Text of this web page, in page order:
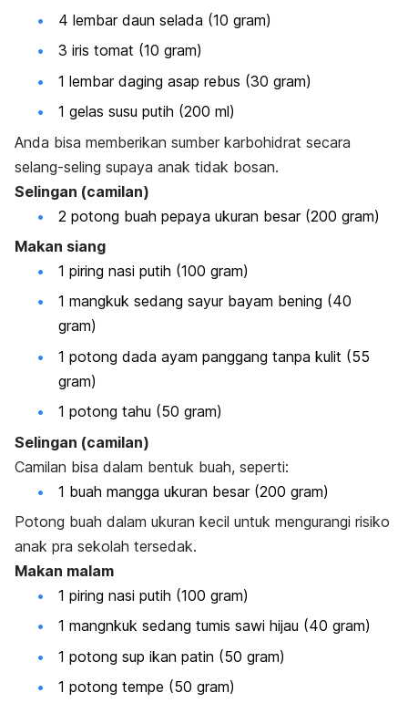
4 lembar daun selada (10 gram)
3 iris tomat (10 gram)
1 lembar daging asap rebus (30 gram)
1 gelas susu putih (200 ml)
Anda bisa memberikan sumber karbohidrat secara
selang-seling supaya anak tidak bosan.
Selingan (camilan)
2 potong buah pepaya ukuran besar (200 gram)
Makan siang
1 piring nasi putih (100 gram)
1 mangkuk sedang sayur bayam bening (40
gram)
1 potong dada ayam panggang tanpa kulit (55
gram)
1 potong tahu (50 gram)
Selingan (camilan)
Camilan bisa dalam bentuk buah, seperti:
1 buah mangga ukuran besar (200 gram)
Potong buah dalam ukuran kecil untuk mengurangi risiko
anak pra sekolah tersedak.
Makan malam
1 piring nasi putih (100 gram)
1 mangnkuk sedang tumis sawi hijau (40 gram)
1 potong sup ikan patin (50 gram)
1 potong tempe (50 gram)